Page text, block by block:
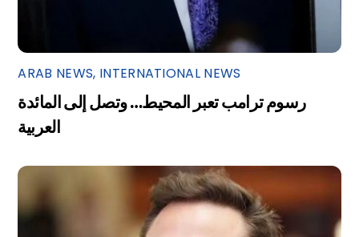
ARAB NEWS, INTERNATIONAL NEWS
رسوم ترامب تعبر المحيط… وتصل إلى المائدة
العربية